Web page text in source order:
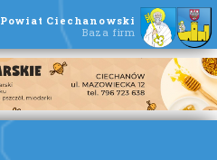
Powiat Ciechanowski
Baza firm